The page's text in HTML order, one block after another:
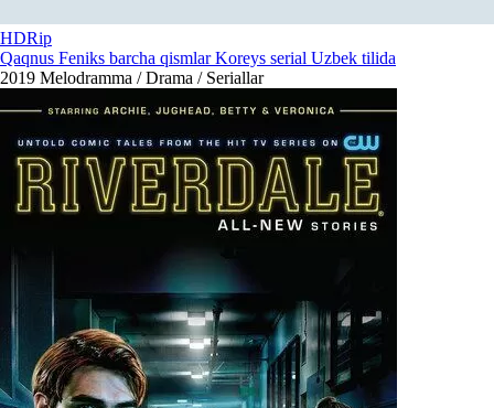
HDRip
Qaqnus Feniks barcha qismlar Koreys serial Uzbek tilida
2019 Melodramma / Drama / Seriallar